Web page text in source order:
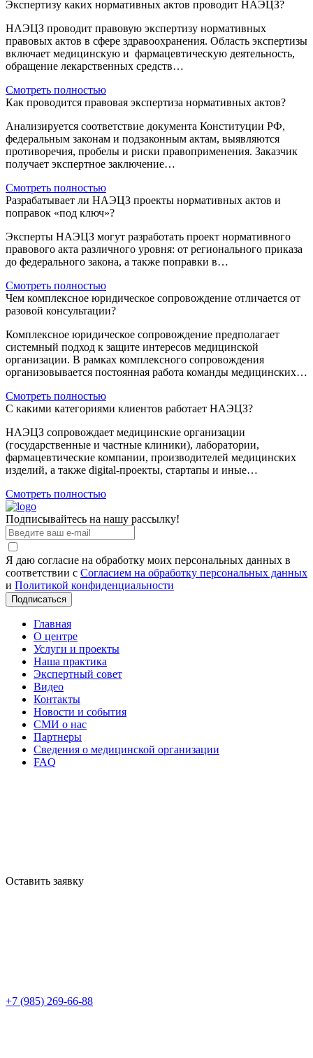
Экспертизу каких нормативных актов проводит НАЭЦЗ?
НАЭЦЗ проводит правовую экспертизу нормативных
правовых актов в сфере здравоохранения. Область экспертизы
включает медицинскую и фармацевтическую деятельность,
обращение лекарственных средств…
Смотреть полностью
Как проводится правовая экспертиза нормативных актов?
Анализируется соответствие документа Конституции РФ,
федеральным законам и подзаконным актам, выявляются
противоречия, пробелы и риски правоприменения. Заказчик
получает экспертное заключение…
Смотреть полностью
Разрабатывает ли НАЭЦЗ проекты нормативных актов и
поправок «под ключ»?
Эксперты НАЭЦЗ могут разработать проект нормативного
правового акта различного уровня: от регионального приказа
до федерального закона, а также поправки в…
Смотреть полностью
Чем комплексное юридическое сопровождение отличается от
разовой консультации?
Комплексное юридическое сопровождение предполагает
системный подход к защите интересов медицинской
организации. В рамках комплексного сопровождения
организовывается постоянная работа команды медицинских…
Смотреть полностью
С какими категориями клиентов работает НАЭЦЗ?
НАЭЦЗ сопровождает медицинские организации
(государственные и частные клиники), лаборатории,
фармацевтические компании, производителей медицинских
изделий, а также digital-проекты, стартапы и иные…
Смотреть полностью
Подписывайтесь на нашу рассылку!
Я даю согласие на обработку моих персональных данных в
соответствии с Согласием на обработку персональных данных
и Политикой конфиденциальности
Подписаться
Главная
О центре
Услуги и проекты
Наша практика
Экспертный совет
Видео
Контакты
Новости и события
СМИ о нас
Партнеры
Сведения о медицинской организации
FAQ
Оставить заявку
+7 (985) 269-66-88